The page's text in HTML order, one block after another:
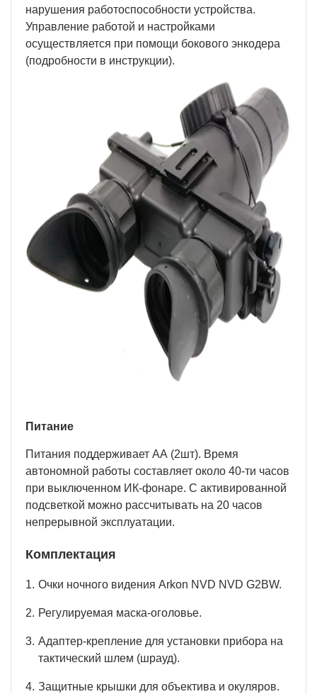
нарушения работоспособности устройства.
Управление работой и настройками
осуществляется при помощи бокового энкодера
(подробности в инструкции).
Питание
Питания поддерживает АА (2шт). Время
автономной работы составляет около 40-ти часов
при выключенном ИК-фонаре. С активированной
подсветкой можно рассчитывать на 20 часов
непрерывной эксплуатации.
Комплектация
Очки ночного видения Arkon NVD NVD G2BW.
Регулируемая маска-оголовье.
Адаптер-крепление для установки прибора на
тактический шлем (шрауд).
Защитные крышки для объектива и окуляров.